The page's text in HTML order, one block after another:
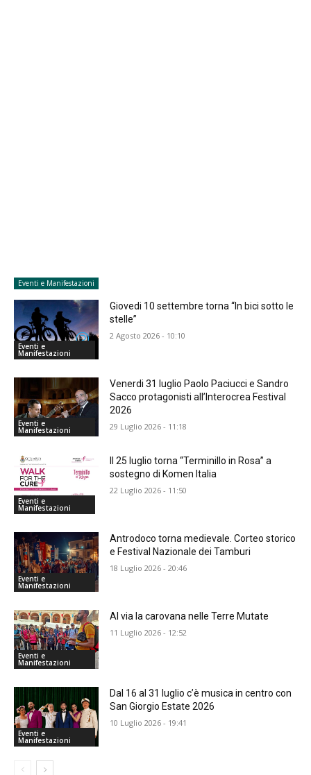
Eventi e Manifestazioni
Eventi e
Manifestazioni
Giovedi 10 settembre torna “In bici sotto le
stelle”
2 Agosto 2026 - 10:10
Eventi e
Manifestazioni
Venerdi 31 luglio Paolo Paciucci e Sandro
Sacco protagonisti all’Interocrea Festival
2026
29 Luglio 2026 - 11:18
Eventi e
Manifestazioni
Il 25 luglio torna “Terminillo in Rosa” a
sostegno di Komen Italia
22 Luglio 2026 - 11:50
Eventi e
Manifestazioni
Antrodoco torna medievale. Corteo storico
e Festival Nazionale dei Tamburi
18 Luglio 2026 - 20:46
Eventi e
Manifestazioni
Al via la carovana nelle Terre Mutate
11 Luglio 2026 - 12:52
Eventi e
Manifestazioni
Dal 16 al 31 luglio c’è musica in centro con
San Giorgio Estate 2026
10 Luglio 2026 - 19:41